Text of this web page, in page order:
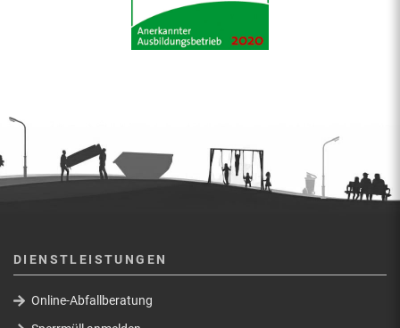
DIENSTLEISTUNGEN
Online-Abfallberatung